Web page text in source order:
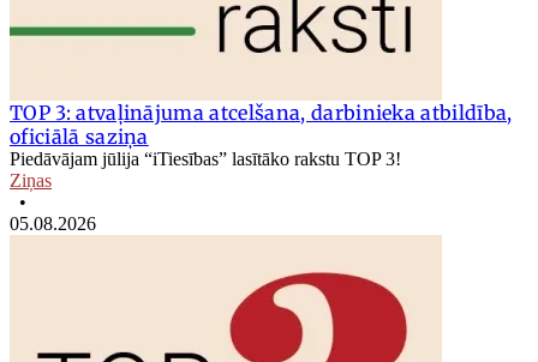
TOP 3: atvaļinājuma atcelšana, darbinieka atbildība,
oficiālā saziņa
Piedāvājam jūlija “iTiesības” lasītāko rakstu TOP 3!
Ziņas
•
05.08.2026